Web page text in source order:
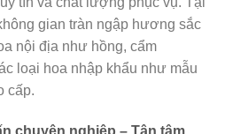
gian tràn ngập hương sắc
nội địa như hồng, cẩm
loại hoa nhập khẩu như mẫu
cấp.
chuyên nghiệp – Tận tâm